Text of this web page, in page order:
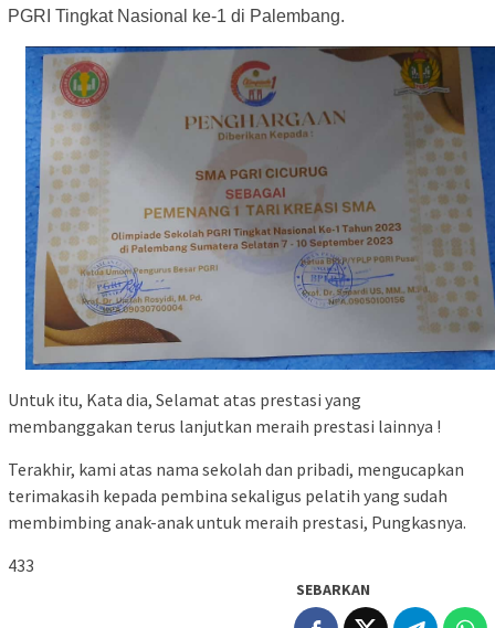
PGRI Tingkat Nasional ke-1 di Palembang.
Untuk itu, Kata dia, Selamat atas prestasi yang
membanggakan terus lanjutkan meraih prestasi lainnya !
Terakhir, kami atas nama sekolah dan pribadi, mengucapkan
terimakasih kepada pembina sekaligus pelatih yang sudah
membimbing anak-anak untuk meraih prestasi, Pungkasnya.
433
SEBARKAN